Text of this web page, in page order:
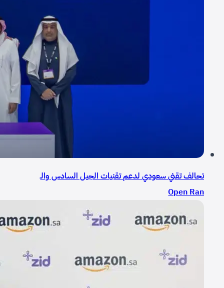
تحالف تقني سعودي لدعم تقنيات الجيل السادس والـ
Open Ran